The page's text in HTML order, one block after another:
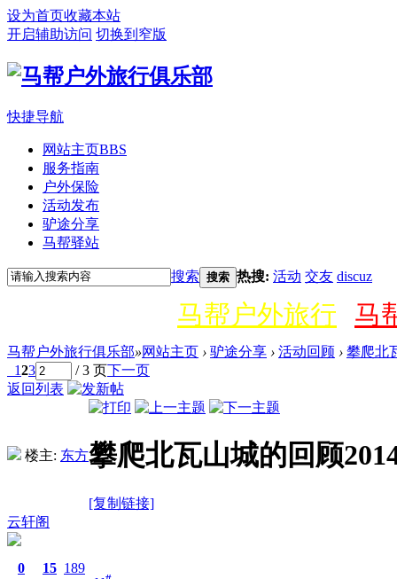
设为首页收藏本站
开启辅助访问 切换到窄版
快捷导航
网站主页BBS
服务指南
户外保险
活动发布
驴途分享
马帮驿站
搜索 搜索 热搜: 活动 交友 discuz
马帮户外旅行 马
马帮户外旅行俱乐部»网站主页 › 驴途分享 › 活动回顾 › 攀爬北
123 / 3 页下一页
返回列表
楼主: 东方攀爬北瓦山城的回顾
[复制链接]
云轩阁
0 15 189